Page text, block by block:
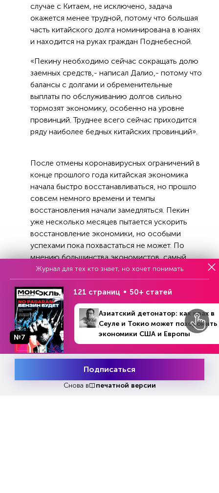
случае с Китаем, не исключено, задача
окажется менее трудной, потому что большая
часть китайского долга номинирована в юанях
и находится на руках граждан Поднебесной.
«Пекину необходимо сейчас сокращать долю
заемных средств,- написал Далио,- потому что
балансы с долгами и обременительные
выплаты по обслуживанию долгов сильно
тормозят экономику, особенно на уровне
провинций. Труднее всего сейчас приходится
ряду наиболее бедных китайских провинций».
После отмены коронавирусных ограничений в
конце прошлого года китайская экономика
начала быстро восстанавливаться, но прошло
совсем немного времени и темпы
восстановления начали замедляться. Пекин
уже несколько месяцев пытается ускорить
восстановление экономики, но особыми
успехами пока похвастаться не может. По
мнению большинства экономистов, самый
большой риск для китайской экономики
сейчас представляют как раз провинции,
экономики которых перегружены долгами.
Рэй Далио очень популярен у китайских
инвесторов. Его книга «Принципы: Жизнь и
работа» после выхода перевода в Китае в 2018
году стала там бестселлером.
Далио возглавляет 125-миллиардный
инвестиционный фонд Bridgewater Associates,
штаб-квартира которого находится в
Попробовать
Журнал для тех кто знает, но хочет понимать
№7
121 страниц 50+ статей
Азиатский детонатор: как крах в
Сеуле и Токио может похоронить
экономики США и Европы
Подписаться
Снова в печатной версии